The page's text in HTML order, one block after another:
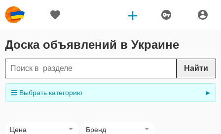
Доска объявлений в Украине
Найти
Выбрать категорию ►
Цена Бренд